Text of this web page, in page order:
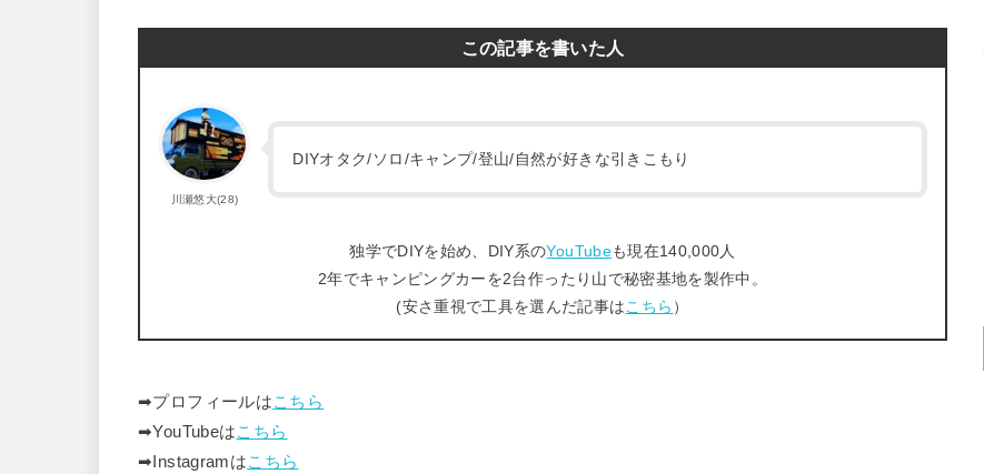
この記事を書いた人
川瀬悠大(28)
DIYオタク/ソロ/キャンプ/登山/自然が好きな引きこもり
独学でDIYを始め、DIY系のYouTubeも現在140,000人
2年でキャンピングカーを2台作ったり山で秘密基地を製作中。
(安さ重視で工具を選んだ記事はこちら ）
➡︎プロフィールはこちら
➡︎YouTubeはこちら
➡︎Instagramはこちら